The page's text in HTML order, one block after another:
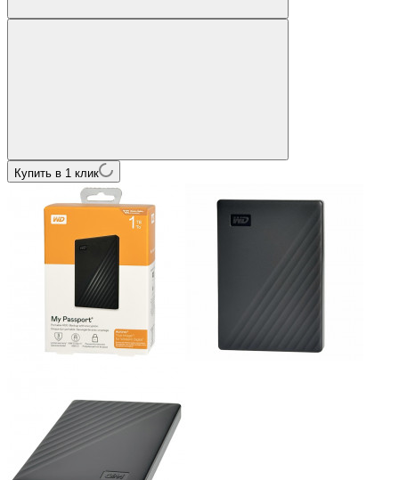
Купить в 1 клик